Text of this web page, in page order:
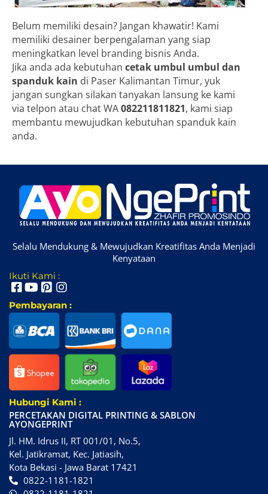
Belum memiliki desain? Jangan khawatir! Kami
memiliki desainer berpengalaman yang siap
meningkatkan level branding bisnis Anda.
Jika anda ada kebutuhan cetak umbul umbul dan
spanduk kain di Paser Kalimantan Timur, yuk
jangan sungkan silakan tanyakan lansung ke kami
via telpon atau chat WA082211811821, kami siap
membantu mewujudkan kebutuhan spanduk kain
anda.
Selalu Mendukung & Mewujudkan Kreatifitas Anda Menjadi
Kenyataan
Ikuti Kami :
Pembayaran :
Hubungi Kami :
PERCETAKAN DIGITAL PRINTING & SABLON
AYONGEPRINT
Jl. HM. Idrus II, RT 001/01, No.5,
Kel. Jatikramat, Kec. Jatiasih,
Kota Bekasi - Jawa Barat 17421
0822-1181-1821